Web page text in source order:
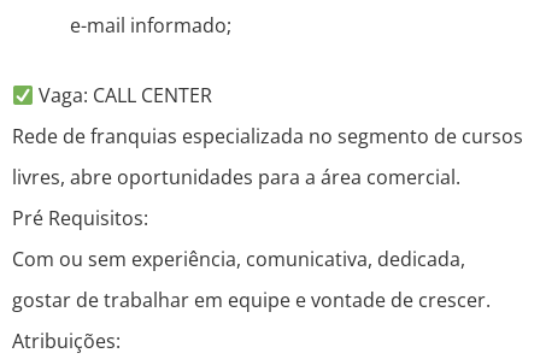
e-mail informado;
Vaga: CALL CENTER
Rede de franquias especializada no segmento de cursos
livres, abre oportunidades para a área comercial.
Pré Requisitos:
Com ou sem experiência, comunicativa, dedicada,
gostar de trabalhar em equipe e vontade de crescer.
Atribuições: